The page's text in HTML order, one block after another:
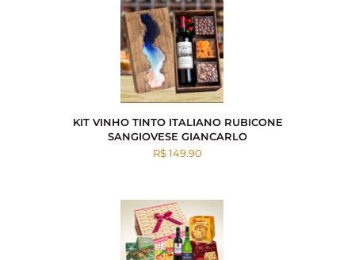
KIT VINHO TINTO ITALIANO RUBICONE
SANGIOVESE GIANCARLO
R$ 149.90